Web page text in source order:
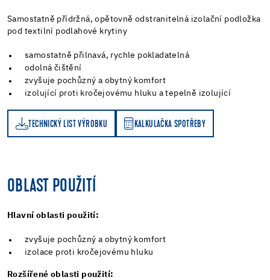
Samostatně přídržná, opětovně odstranitelná izolační podložka
pod textilní podlahové krytiny
samostatně přilnavá, rychle pokladatelná
odolná čištění
zvyšuje pochůzný a obytný komfort
izolující proti kročejovému hluku a tepelně izolující
TECHNICKÝ LIST VÝROBKU KALKULAČKA SPOTŘEBY
KALKULAČKA SPOTŘEBY
OBLAST POUŽITÍ
Hlavní oblasti použití:
zvyšuje pochůzný a obytný komfort
izolace proti kročejovému hluku
Rozšířené oblasti použití: